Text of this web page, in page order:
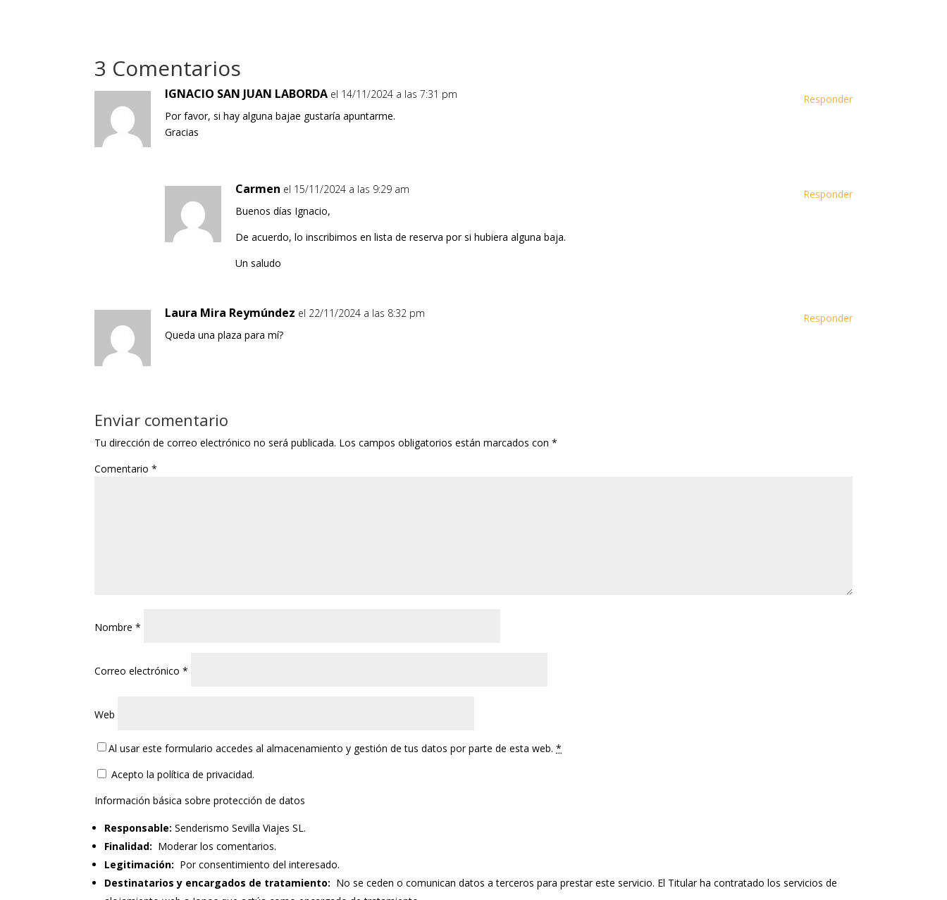
3 Comentarios
IGNACIO SAN JUAN LABORDA el 14/11/2024 a las 7:31 pm
Por favor, si hay alguna bajae gustaría apuntarme.
Gracias
Responder
Carmen el 15/11/2024 a las 9:29 am
Buenos días Ignacio,
De acuerdo, lo inscribimos en lista de reserva por si hubiera alguna baja.
Un saludo
Responder
Laura Mira Reymúndez el 22/11/2024 a las 8:32 pm
Queda una plaza para mí?
Responder
Enviar comentario
Tu dirección de correo electrónico no será publicada. Los campos obligatorios están marcados con*
Comentario*
Nombre*
Correo electrónico*
Web
Al usar este formulario accedes al almacenamiento y gestión de tus datos por parte de esta web.*
Acepto la política de privacidad.
Información básica sobre protección de datos
Responsable: Senderismo Sevilla Viajes SL.
Finalidad: Moderar los comentarios.
Legitimación: Por consentimiento del interesado.
Destinatarios y encargados de tratamiento: No se ceden o comunican datos a terceros para prestar este servicio. El Titular ha contratado los servicios de